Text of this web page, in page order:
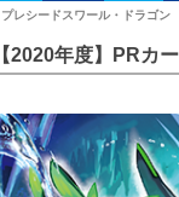
プレシードスワール・ドラゴン
【2020年度】PRカ